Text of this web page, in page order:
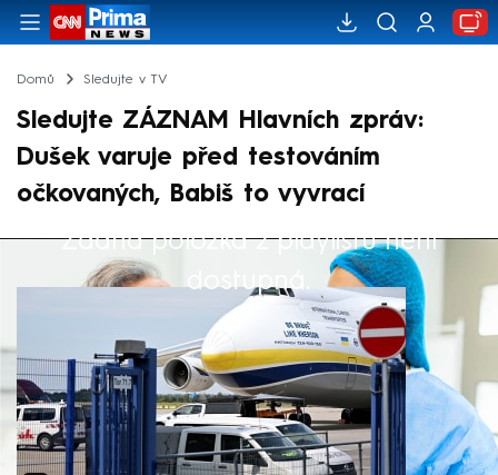
Domů Sledujte v TV
Sledujte ZÁZNAM Hlavních zpráv:
Dušek varuje před testováním
očkovaných, Babiš to vyvrací
Žádná položka z playlistu není
dostupná.
Výběr redakce